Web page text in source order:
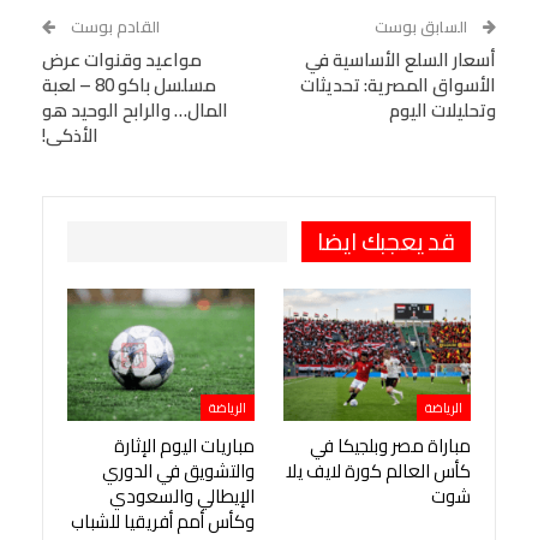
Tumblr
البريد الإلكتروني
StumbleUpon
VK
Digg
LINE
BlackBerry
Viber
السابق بوست
أسعار السلع الأساسية في
الأسواق المصرية: تحديثات
وتحليلات اليوم
القادم بوست
مواعيد وقنوات عرض
مسلسل باكو 80 – لعبة
المال… والرابح الوحيد هو
الأذكى!
قد يعجبك ايضا
الرياضة
مباراة مصر وبلجيكا في
كأس العالم كورة لايف يلا
شوت
الرياضة
مباريات اليوم الإثارة
والتشويق في الدوري
الإيطالي والسعودي
وكأس أمم أفريقيا للشباب